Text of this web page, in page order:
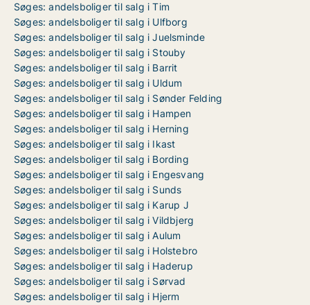
Søges: andelsboliger til salg i Tim
Søges: andelsboliger til salg i Ulfborg
Søges: andelsboliger til salg i Juelsminde
Søges: andelsboliger til salg i Stouby
Søges: andelsboliger til salg i Barrit
Søges: andelsboliger til salg i Uldum
Søges: andelsboliger til salg i Sønder Felding
Søges: andelsboliger til salg i Hampen
Søges: andelsboliger til salg i Herning
Søges: andelsboliger til salg i Ikast
Søges: andelsboliger til salg i Bording
Søges: andelsboliger til salg i Engesvang
Søges: andelsboliger til salg i Sunds
Søges: andelsboliger til salg i Karup J
Søges: andelsboliger til salg i Vildbjerg
Søges: andelsboliger til salg i Aulum
Søges: andelsboliger til salg i Holstebro
Søges: andelsboliger til salg i Haderup
Søges: andelsboliger til salg i Sørvad
Søges: andelsboliger til salg i Hjerm